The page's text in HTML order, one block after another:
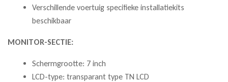
Verschillende voertuig specifieke installatiekits
beschikbaar
MONITOR-SECTIE:
Schermgrootte: 7 inch
LCD-type: transparant type TN LCD